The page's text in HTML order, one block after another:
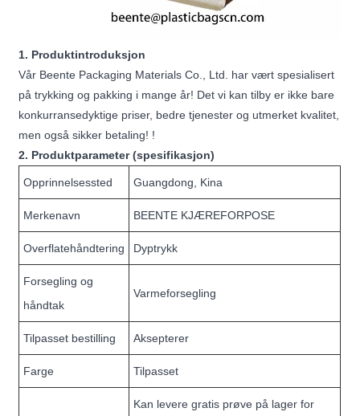
1. Produktintroduksjon
Vår Beente Packaging Materials Co., Ltd. har vært spesialisert
på trykking og pakking i mange år! Det vi kan tilby er ikke bare
konkurransedyktige priser, bedre tjenester og utmerket kvalitet,
men også sikker betaling! !
2. Produktparameter (spesifikasjon)
Opprinnelsessted Guangdong, Kina
Merkenavn BEENTE KJÆREFORPOSE
Overflatehåndtering Dyptrykk
Forsegling og
håndtak
Varmeforsegling
Tilpasset bestilling Aksepterer
Farge Tilpasset
Kan levere gratis prøve på lager for